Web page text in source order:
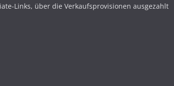
Links, über die Verkaufsprovisionen ausgezahlt